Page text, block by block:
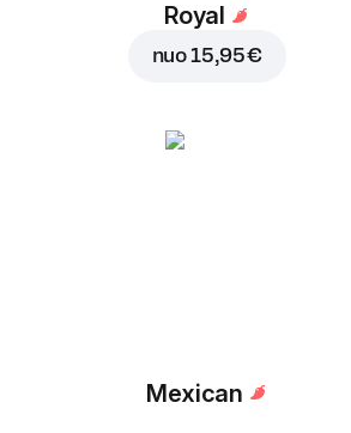
Royal
nuo15,95 €
Mexican